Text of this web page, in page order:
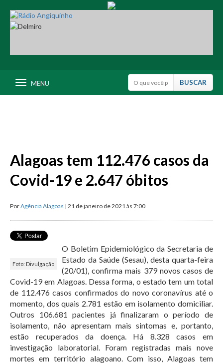
MENU
Alagoas tem 112.476 casos da
Covid-19 e 2.647 óbitos
PorAgência Alagoas | 21 de janeiro de 2021 às 7:00
Foto: Divulgação
O Boletim Epidemiológico da Secretaria de
Estado da Saúde (Sesau), desta quarta-feira
(20/01), confirma mais 379 novos casos de
Covid-19 em Alagoas. Dessa forma, o estado tem um total
de 112.476 casos confirmados do novo coronavírus até o
momento, dos quais 2.781 estão em isolamento domiciliar.
Outros 106.681 pacientes já finalizaram o período de
isolamento, não apresentam mais sintomas e, portanto,
estão recuperados da doença. Há 8.328 casos em
investigação laboratorial. Foram registradas mais nove
mortes em território alagoano. Com isso, Alagoas tem